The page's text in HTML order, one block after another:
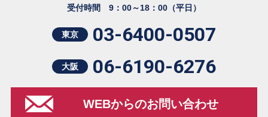
受付時間 9：00～18：00（平日）
東京 03-6400-0507
大阪 06-6190-6276
WEBからのお問い合わせ